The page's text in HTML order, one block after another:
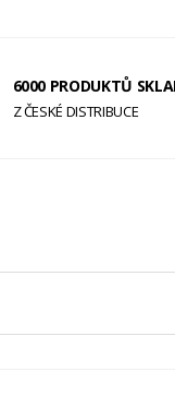
6000 PRODUKTŮ
Z ČESKÉ DISTRIBUCE